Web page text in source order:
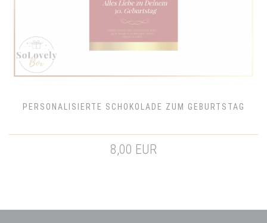
PERSONALISIERTE SCHOKOLADE ZUM GEBURTSTAG
8,00 EUR